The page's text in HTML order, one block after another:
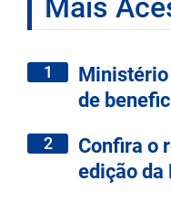
1
de
2
Confira o
edição da